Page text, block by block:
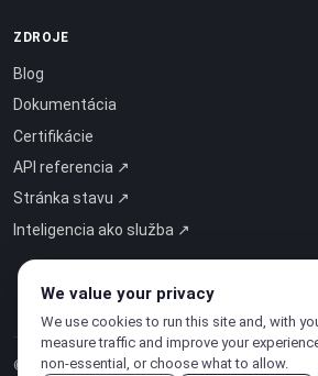
ZDROJE
Blog
Dokumentácia
Certifikácie
API referencia ↗
Stránka stavu ↗
Inteligencia ako služba ↗
© 2026 CloudSigma Holding AG.Všetky práva
We value your privacy
We use cookies to run this site and, with
measure traffic and improve your
non-essential, or choose what to allow.